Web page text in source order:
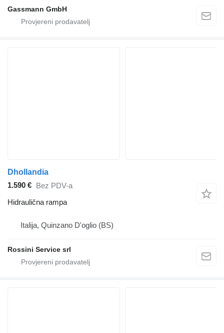
Gassmann GmbH
Dhollandia
1.590 € Bez PDV-a
Hidraulična rampa
Italija, Quinzano D'oglio (BS)
Rossini Service srl